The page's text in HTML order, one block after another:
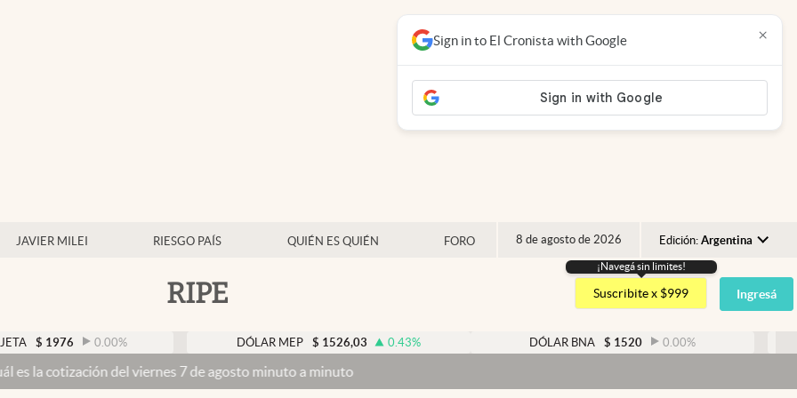
JAVIER MILEI RIESGO PAÍS QUIÉN ES QUIÉN FORO 8 de agosto de 2026 Edición: Argentina
Argentina
España
USA
RIPE
¡Navegá sin limites!
Suscribite x $999 Ingresá
0.00% DÓLAR MEP $ 1526,03 0.43% DÓLAR BNA $ 1520 0.00%
del viernes 7 de agosto minuto a minuto
Sign in to El Cronista with Google ×